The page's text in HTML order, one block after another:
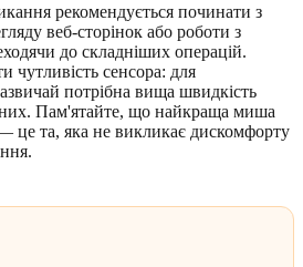
рекомендується починати з
веб-сторінок або роботи з
до складніших операцій.
чутливість сенсора: для
потрібна вища швидкість
Пам'ятайте, що найкраща миша
це та, яка не викликає дискомфорту